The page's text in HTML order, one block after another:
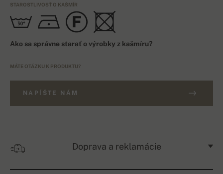
STAROSTLIVOSŤ O KAŠMÍR
Ako sa správne starať o výrobky z kašmíru?
MÁTE OTÁZKU K PRODUKTU?
NAPÍŠTE NÁM
Doprava a reklamácie